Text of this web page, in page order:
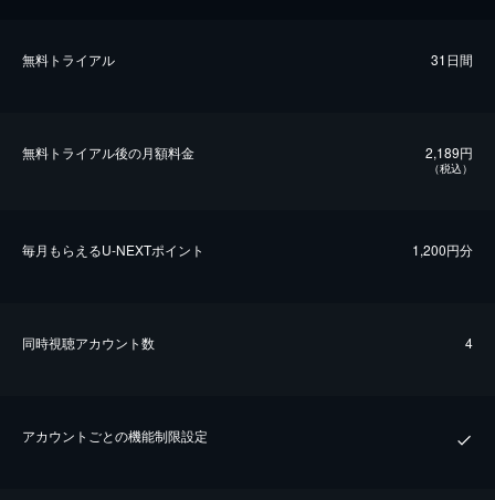
無料トライアル 31日間
無料トライアル後の⽉額料金 2,189円
（税込）
毎⽉もらえるU-NEXTポイント 1,200円分
同時視聴アカウント数 4
アカウントごとの機能制限設定